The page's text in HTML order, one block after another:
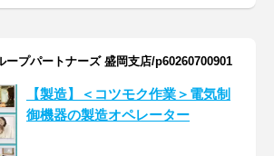
ープパートナーズ 盛岡支店/p60260700901
【製造】＜コツモク作業＞電気制
御機器の製造オペレーター